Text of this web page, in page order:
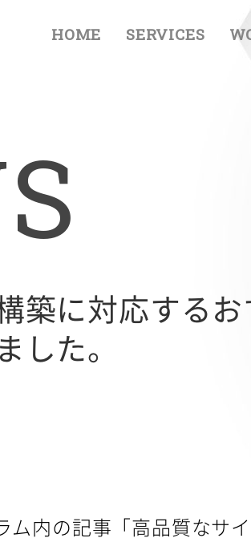
HOME SERVICES
S
築に対応する
した。
ム内の記事「高品質なサ